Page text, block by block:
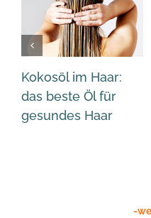
Kokosöl im Haar:
das beste Öl für
gesundes Haar
-